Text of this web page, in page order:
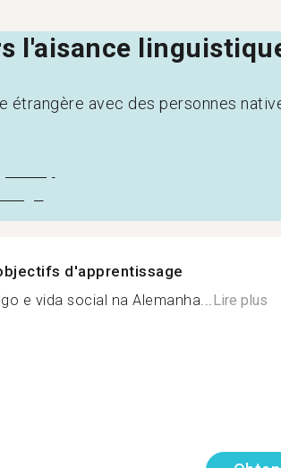
l'aisance
avec des personnes
d'apprentissage
e vida social na Alemanha... Lire plus